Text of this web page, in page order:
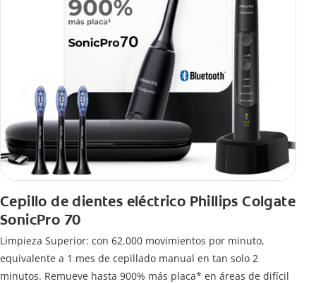
Cepillo de dientes eléctrico Phillips Colgate
SonicPro 70
Limpieza Superior: con 62.000 movimientos por minuto,
equivalente a 1 mes de cepillado manual en tan solo 2
minutos. Remueve hasta 900% más placa* en áreas de difícil